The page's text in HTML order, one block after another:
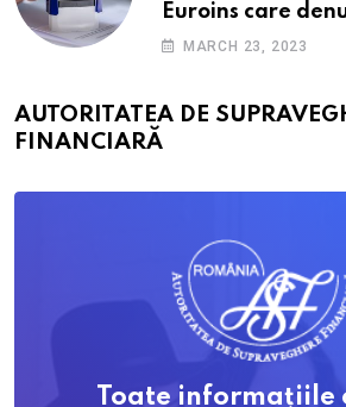
Euroins care
RCA? Toți pașii și
MARCH 23, 2023
AUTORITATEA DE
FINANCIARĂ
Toate informațiile